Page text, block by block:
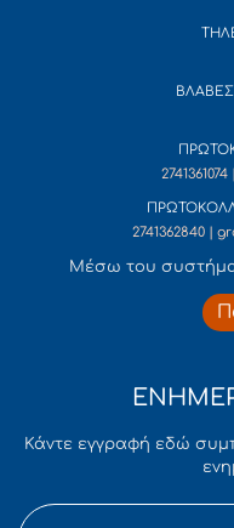
2741362840 |
Mέσω του
Κάντε εγγραφή εδώ